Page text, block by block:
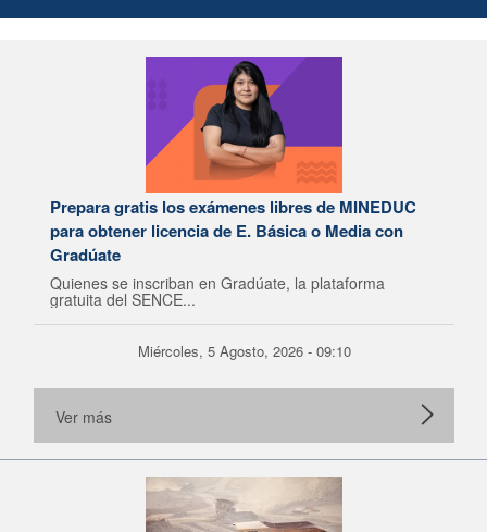
Prepara gratis los exámenes libres de MINEDUC
para obtener licencia de E. Básica o Media con
Gradúate
Quienes se inscriban en Gradúate, la plataforma
gratuita del SENCE...
Miércoles, 5 Agosto, 2026 - 09:10
Ver más